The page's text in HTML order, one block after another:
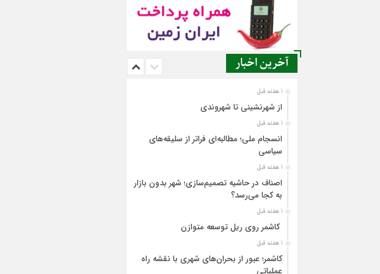
آخرین اخبار
1 هفته قبل
از شهرنشینی تا شهروندی
1 هفته قبل
انسجام ملی؛ مطالبه‌ای فراتر از سلیقه‌های
سیاسی
1 هفته قبل
اصناف در حاشیه تصمیم‌سازی؛ شهر بدون بازار
به کجا می‌رسد؟
1 هفته قبل
کاشمر روی ریل توسعه متوازن
1 هفته قبل
کاشمر؛ عبور از بحران‌های شهری با نقشه راه
عملیاتی